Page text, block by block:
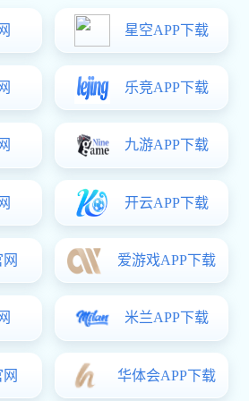
锈钢工业焊管
碳钢卡压管材管件
金属软管 框架
标准预制
水电气热表
品 高端机械平衡重
铸造用生铁
设备
钢制制管法兰
管 钢塑复合管
喷漆管
电话沟通
400-
139-
微信咨询
微信咨
询